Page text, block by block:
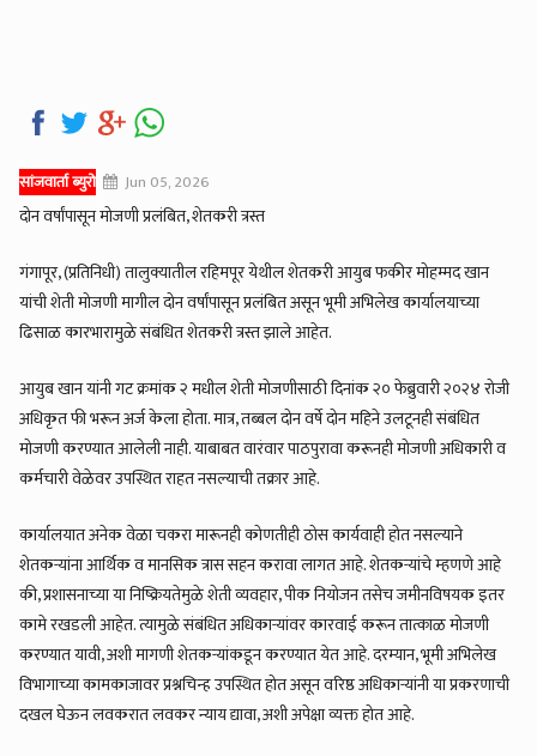
सांजवार्ता ब्युरो Jun 05, 2026
दोन वर्षांपासून मोजणी प्रलंबित, शेतकरी त्रस्त
गंगापूर, (प्रतिनिधी) तालुक्यातील रहिमपूर येथील शेतकरी आयुब फकीर मोहम्मद खान
यांची शेती मोजणी मागील दोन वर्षांपासून प्रलंबित असून भूमी अभिलेख कार्यालयाच्या
ढिसाळ कारभारामुळे संबंधित शेतकरी त्रस्त झाले आहेत.
आयुब खान यांनी गट क्रमांक २ मधील शेती मोजणीसाठी दिनांक २० फेब्रुवारी २०२४ रोजी
अधिकृत फी भरून अर्ज केला होता. मात्र, तब्बल दोन वर्षे दोन महिने उलटूनही संबंधित
मोजणी करण्यात आलेली नाही. याबाबत वारंवार पाठपुरावा करूनही मोजणी अधिकारी व
कर्मचारी वेळेवर उपस्थित राहत नसल्याची तक्रार आहे.
कार्यालयात अनेक वेळा चकरा मारूनही कोणतीही ठोस कार्यवाही होत नसल्याने
शेतकऱ्यांना आर्थिक व मानसिक त्रास सहन करावा लागत आहे. शेतकऱ्यांचे म्हणणे आहे
की, प्रशासनाच्या या निष्क्रियतेमुळे शेती व्यवहार, पीक नियोजन तसेच जमीनविषयक इतर
कामे रखडली आहेत. त्यामुळे संबंधित अधिकाऱ्यांवर कारवाई करून तात्काळ मोजणी
करण्यात यावी, अशी मागणी शेतकऱ्यांकडून करण्यात येत आहे. दरम्यान, भूमी अभिलेख
विभागाच्या कामकाजावर प्रश्नचिन्ह उपस्थित होत असून वरिष्ठ अधिकाऱ्यांनी या प्रकरणाची
दखल घेऊन लवकरात लवकर न्याय द्यावा, अशी अपेक्षा व्यक्त होत आहे.